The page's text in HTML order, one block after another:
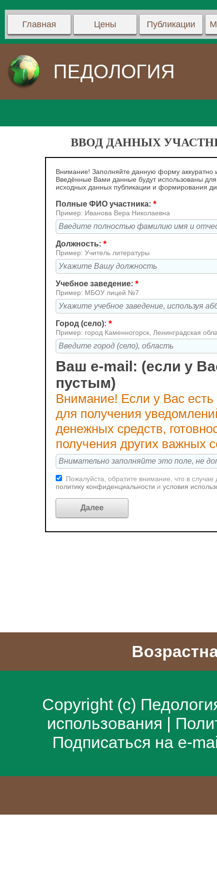
Главная Цены Публикации
ПЕДОЛОГИЯ
ВВОД ДАННЫХ
Внимание! Заполняйте данную форму аккуратно
Введённые Вами данные будут использованы
исходных данных публикации и формирования
Полные ФИО участника: *
Пример: Иванова Вера Николаевна
Должность: *
Пример: Учитель литературы
Учебное заведение: *
Пример: МБОУ лицей №7
Город (село): *
Пример: город Каменногорск, Ленинградская
Ваш e-mail: (если у
пустым)
Внимание! Если у Вас
для получения
денежных средств,
получения других важных
Пожалуйста, обратите внимание, что в
политику конфиденциальности и условия
Copyright (c)
использования |
Подписаться на e-